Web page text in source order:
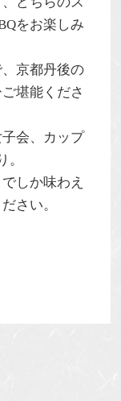
をお楽しみ
京都丹後の
堪能くださ
会、カップ
。
しか味わえ
さい。